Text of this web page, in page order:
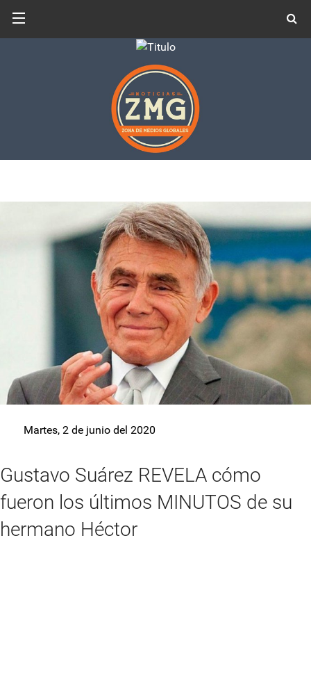
Martes, 2 de junio del 2020
Gustavo Suárez REVELA cómo
fueron los últimos MINUTOS de su
hermano Héctor